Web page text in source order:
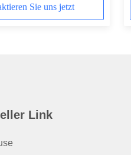
Sie uns jetzt
Link